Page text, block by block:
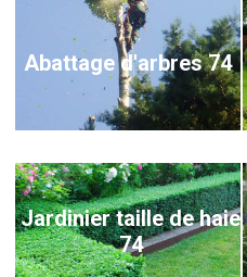
Abattage d'arbres 74
Jardinier taille de haie
74